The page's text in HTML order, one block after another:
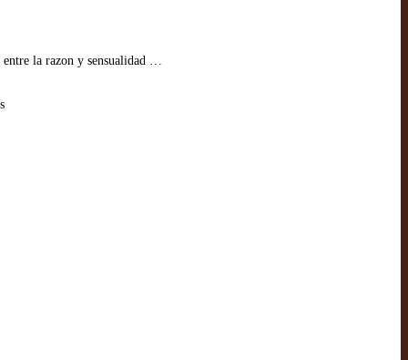
la razon y sensualidad …